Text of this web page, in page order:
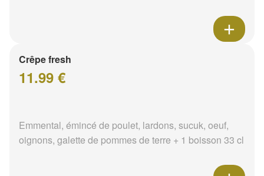
Crêpe fresh
11.99 €
Emmental, émincé de poulet, lardons, sucuk, oeuf,
oignons, galette de pommes de terre + 1 boisson 33 cl